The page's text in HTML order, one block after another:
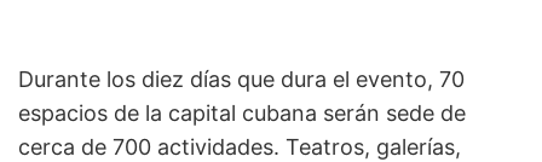
Durante los diez días que dura el evento, 70
espacios de la capital cubana serán sede de
cerca de 700 actividades. Teatros, galerías,